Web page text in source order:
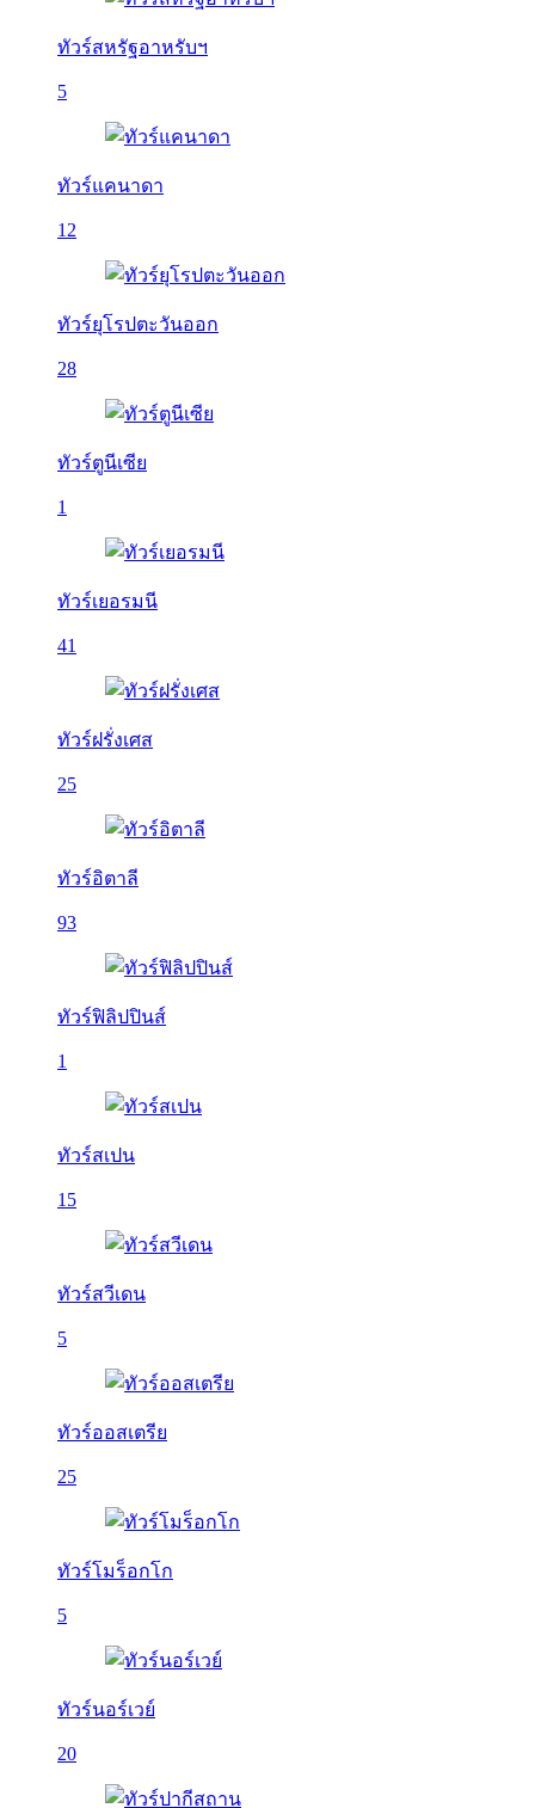
ทัวร์สหรัฐอาหรับฯ
5
ทัวร์แคนาดา
12
ทัวร์ยุโรปตะวันออก
28
ทัวร์ตูนีเซีย
1
ทัวร์เยอรมนี
41
ทัวร์ฝรั่งเศส
25
ทัวร์อิตาลี
93
ทัวร์ฟิลิปปินส์
1
ทัวร์สเปน
15
ทัวร์สวีเดน
5
ทัวร์ออสเตรีย
25
ทัวร์โมร็อกโก
5
ทัวร์นอร์เวย์
20